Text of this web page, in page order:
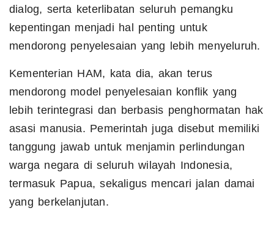
dialog, serta keterlibatan seluruh pemangku
kepentingan menjadi hal penting untuk
mendorong penyelesaian yang lebih menyeluruh.
Kementerian HAM, kata dia, akan terus
mendorong model penyelesaian konflik yang
lebih terintegrasi dan berbasis penghormatan hak
asasi manusia. Pemerintah juga disebut memiliki
tanggung jawab untuk menjamin perlindungan
warga negara di seluruh wilayah Indonesia,
termasuk Papua, sekaligus mencari jalan damai
yang berkelanjutan.